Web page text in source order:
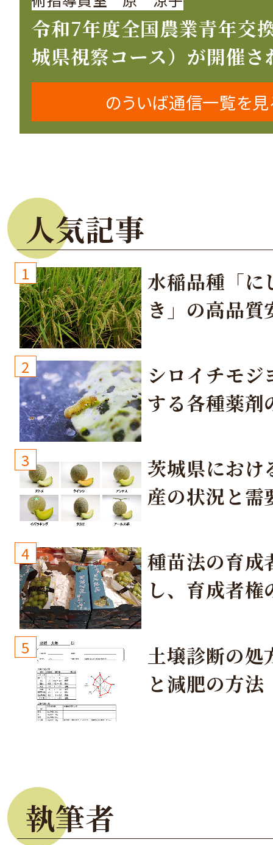
令和7年度全国農業青年交
城県視察コース）が開催さ
のういば通信一覧を
人気記事
1
水稲品種「に
き」の高品質
2
シロイチモジ
する各種薬剤
3
茨城県におけ
産の状況と需
4
種苗法の育成
し、育成者権
しょう！
5
土壌診断の処
と減肥の方法
執筆者